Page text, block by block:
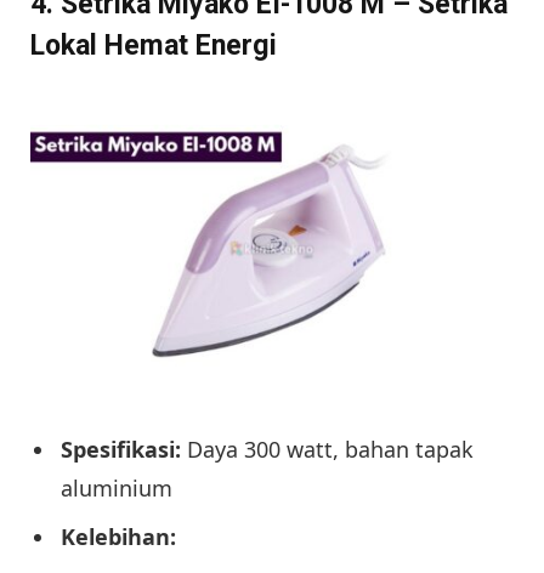
Lokal Hemat Energi
Spesifikasi: Daya 300 watt, bahan tapak
aluminium
Kelebihan: